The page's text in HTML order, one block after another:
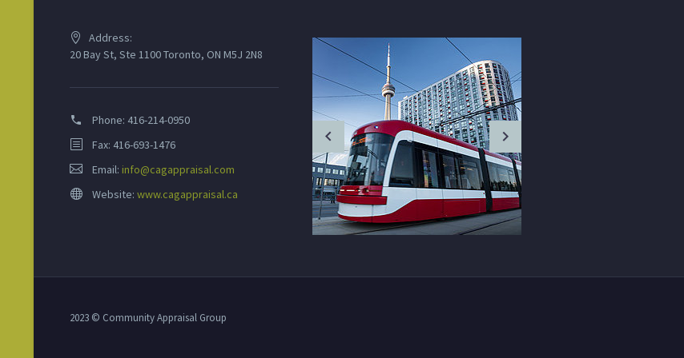
Address:
20 Bay St, Ste 1100 Toronto, ON M5J 2N8
Phone: 416-214-0950
Fax: 416-693-1476
Email: info@cagappraisal.com
Website: www.cagappraisal.ca
2023 © Community Appraisal Group